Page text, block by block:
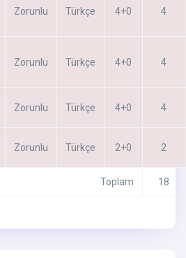
Zorunlu Türkçe 4+0 4
Zorunlu Türkçe 4+0 4
Zorunlu Türkçe 4+0 4
Zorunlu Türkçe 2+0 2
Toplam 18